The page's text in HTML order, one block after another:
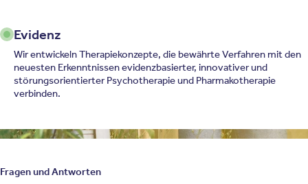
Evidenz
Wir entwickeln Therapiekonzepte, die bewährte Verfahren mit den
neuesten Erkenntnissen evidenzbasierter, innovativer und
störungsorientierter Psychotherapie und Pharmakotherapie
verbinden.
Fragen und Antworten